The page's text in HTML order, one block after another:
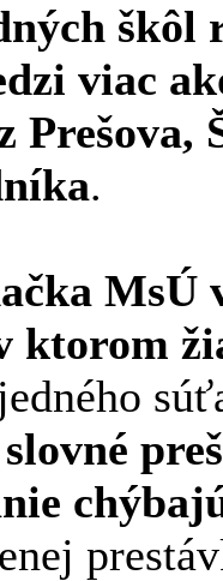
škôl
viac
.
MsÚ
ktorom
slovné